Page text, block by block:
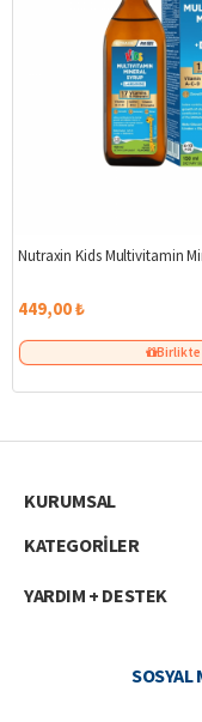
Nutraxin Kids Multivitamin
449,00 ₺
Birlikte
KURUMSAL
KATEGORİLER
YARDIM + DESTEK
SOSYAL